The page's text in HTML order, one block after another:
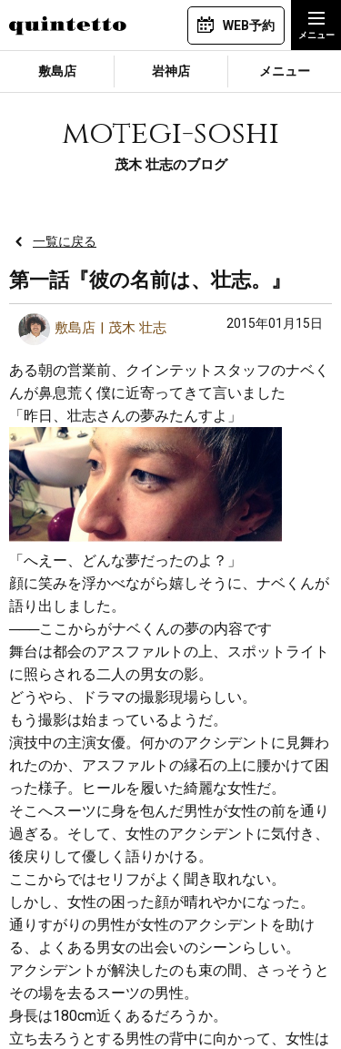
WEB予約
敷島店 岩神店 メニュー
motegi-soshi
茂木 壮志のブログ
一覧に戻る
第一話『彼の名前は、壮志。』
敷島店 茂木 壮志 2015年01月15日
ある朝の営業前、クインテットスタッフのナベく
んが鼻息荒く僕に近寄ってきて言いました
「昨日、壮志さんの夢みたんすよ」
「へえー、どんな夢だったのよ？」
顔に笑みを浮かべながら嬉しそうに、ナベくんが
語り出しました。
───ここからがナベくんの夢の内容です
舞台は都会のアスファルトの上、スポットライト
に照らされる二人の男女の影。
どうやら、ドラマの撮影現場らしい。
もう撮影は始まっているようだ。
演技中の主演女優。何かのアクシデントに見舞わ
れたのか、アスファルトの縁石の上に腰かけて困
った様子。ヒールを履いた綺麗な女性だ。
そこへスーツに身を包んだ男性が女性の前を通り
過ぎる。そして、女性のアクシデントに気付き、
後戻りして優しく語りかける。
ここからではセリフがよく聞き取れない。
しかし、女性の困った顔が晴れやかになった。
通りすがりの男性が女性のアクシデントを助け
る、よくある男女の出会いのシーンらしい。
アクシデントが解決したのも束の間、さっそうと
その場を去るスーツの男性。
身長は180cm近くあるだろうか。
立ち去ろうとする男性の背中に向かって、女性は